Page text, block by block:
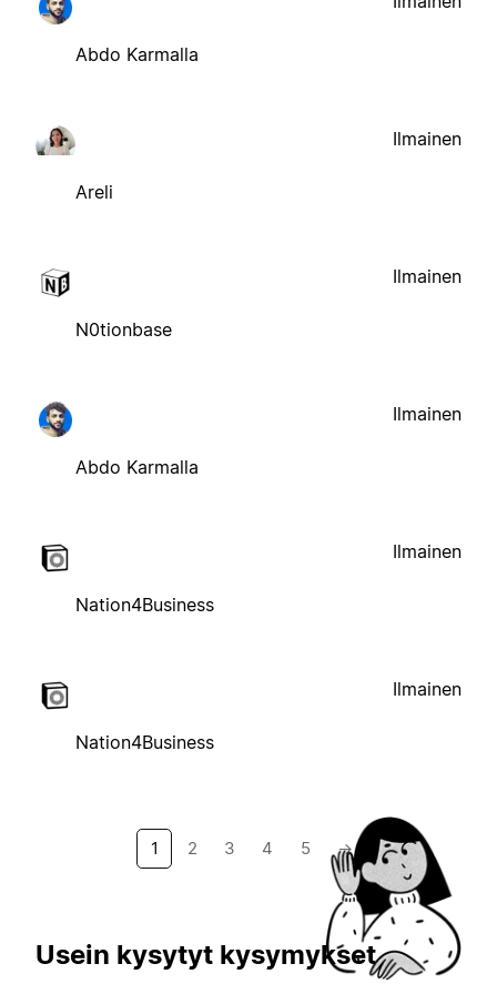
Abdo Karmalla
Areli
Ilmainen
N0tionbase
Ilmainen
Abdo Karmalla
Ilmainen
Nation4Business
Ilmainen
Nation4Business
Ilmainen
1 2 3 4 5 →
Usein kysytyt kysymykset